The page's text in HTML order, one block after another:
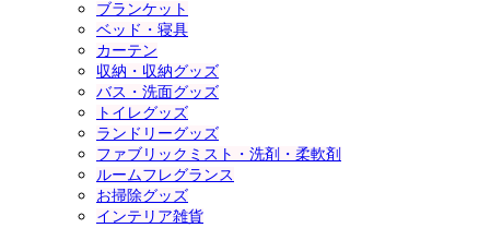
ブランケット
ベッド・寝具
カーテン
収納・収納グッズ
バス・洗面グッズ
トイレグッズ
ランドリーグッズ
ファブリックミスト・洗剤・柔軟剤
ルームフレグランス
お掃除グッズ
インテリア雑貨